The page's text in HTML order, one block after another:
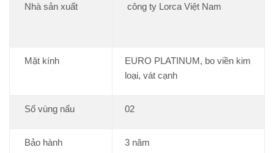
Nhà sản xuất công ty Lorca Việt Nam
Mặt kính
EURO PLATINUM, bo viền kim
loại, vát cạnh
Số vùng nấu 02
Bảo hành 3 năm